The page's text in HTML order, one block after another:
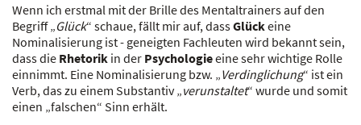
Wenn ich erstmal mit der Brille des Mentaltrainers auf den
Begriff „Glück“ schaue, fällt mir auf, dassGlückeine
Nominalisierung ist - geneigten Fachleuten wird bekannt sein,
dass die Rhetorik in der Psychologieeine sehr wichtige Rolle
einnimmt. Eine Nominalisierung bzw. „Verdinglichung“ ist ein
Verb, das zu einem Substantiv „verunstaltet“ wurde und somit
einen „falschen“ Sinn erhält.